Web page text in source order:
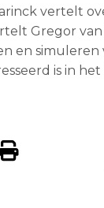
vertelt
Gregor
en simuleren
is in